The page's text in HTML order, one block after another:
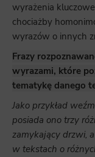
wyrażenia
chociażby
wyrazów o innych
Frazy
wyrazami, które
tematykę danego
Jako przykład
posiada ono trzy
zamykający drzwi,
w tekstach o